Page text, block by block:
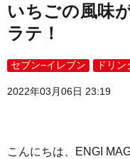
いちごの風味
ラテ！
セブン−イレブン ドリ
2022年03月06日 23:19
こんにちは、ENGI